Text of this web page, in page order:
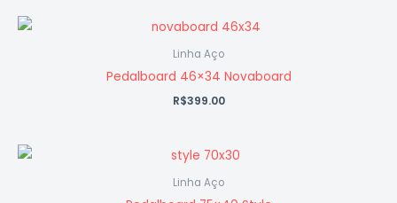
Linha Aço
Pedalboard 46×34 Novaboard
R$399.00
Linha Aço